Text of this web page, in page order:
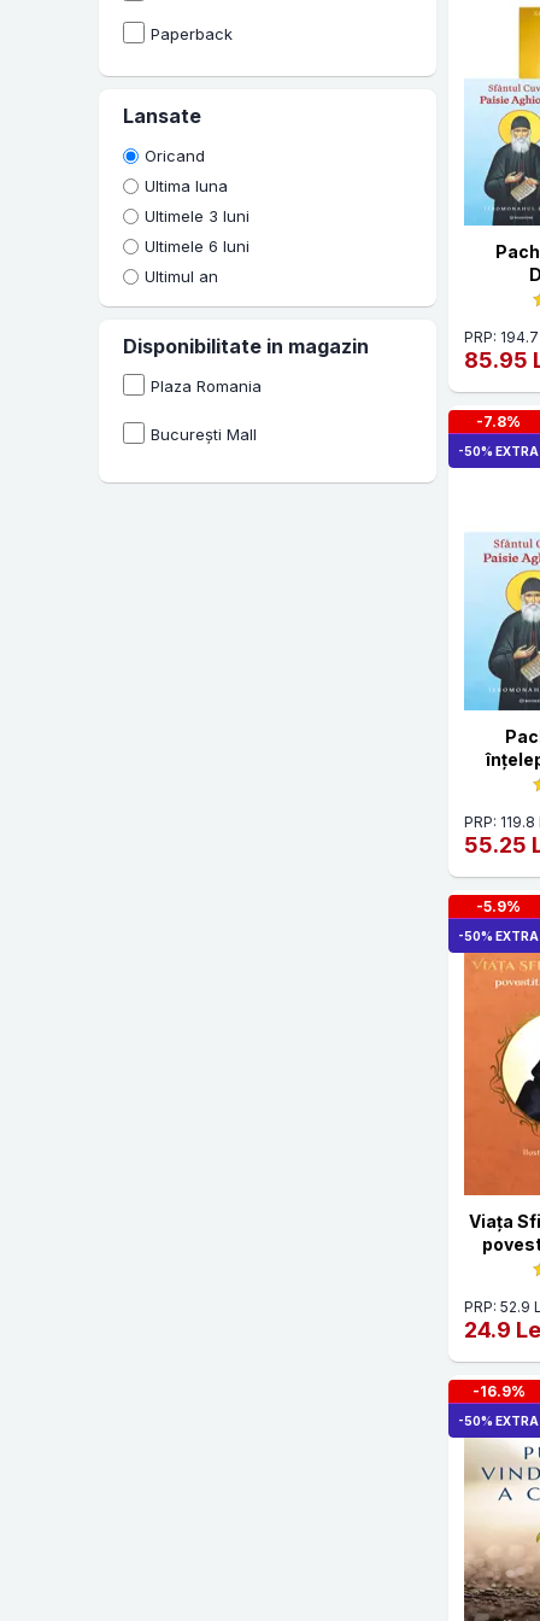
Henri - Charles Puech
Hippolytus
Ieromonahul Isaac
Ilarion Alfeiev
Irenee Hausherr
Paperback
Lansate
Oricand
Ultima luna
Ultimele 3 luni
Ultimele 6 luni
Ultimul an
Disponibilitate in magazin
Plaza Romania
București Mall
PRP:
85.95
-7.8%
-50% EXTRA
PRP: 119.8
55.25
-5.9%
-50% EXTRA
Viața
PRP: 52.9
24.9
-16.9%
-50% EXTRA